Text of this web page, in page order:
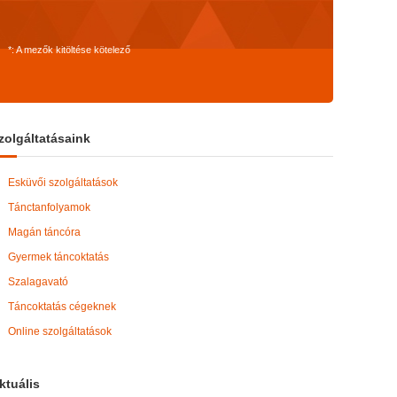
*: A mezők kitöltése kötelező
Esküvői szolgáltatások
Tánctanfolyamok
Magán táncóra
Gyermek táncoktatás
Szalagavató
Táncoktatás cégeknek
Online szolgáltatások